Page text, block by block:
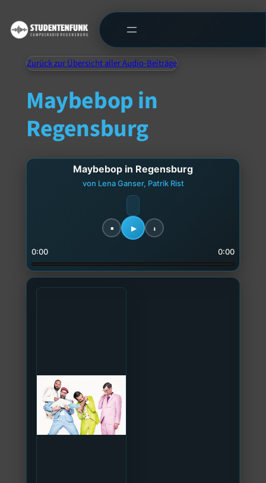
Zurück zur Übersicht aller Audio-Beiträge
Maybebop in
Regensburg
Maybebop in Regensburg
von Lena Ganser, Patrik Rist
0:00 0:00